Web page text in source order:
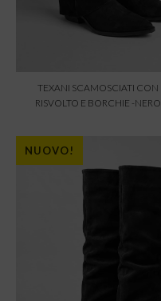
TEXANI SCAMOSCIATI CON
RISVOLTO E BORCHIE -NERO
NUOVO!